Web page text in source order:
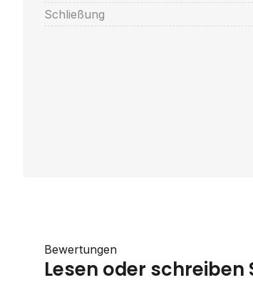
Schließung
Bewertungen
Lesen oder